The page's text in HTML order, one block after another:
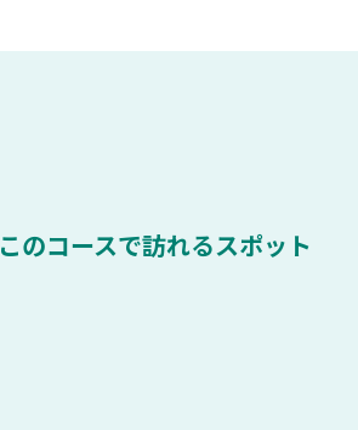
このコースで訪れるスポット